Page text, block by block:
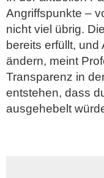
Angriffspunkte –
nicht viel übrig.
bereits erfüllt,
ändern, meint
Transparenz in
entstehen, dass
ausgehebelt